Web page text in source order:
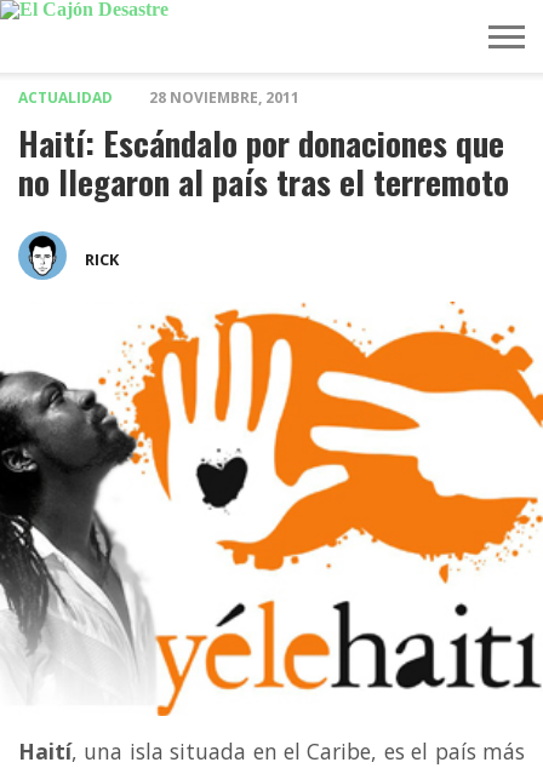
ACTUALIDAD 28 NOVIEMBRE, 2011
Haití: Escándalo por donaciones que
no llegaron al país tras el terremoto
RICK
Haití, una isla situada en el Caribe, es el país más